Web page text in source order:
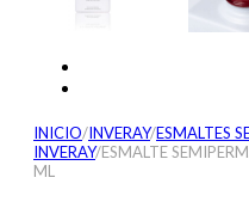
INICIO/INVERAY/ESMALTES
INVERAY/ESMALTE
ML